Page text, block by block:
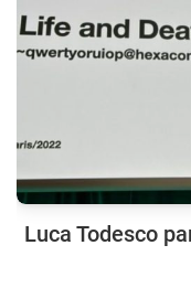
Luca Todesco